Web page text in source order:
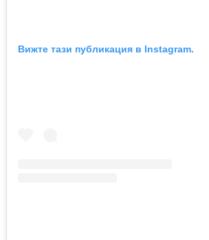
Вижте тази публикация в Instagram.